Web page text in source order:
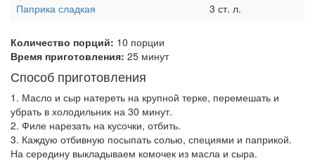
Паприка сладкая
3 ст. л.
Количество порций: 10 порции
Время приготовления: 25 минут
Способ приготовления
1. Масло и сыр натереть на крупной терке, перемешать и
убрать в холодильник на 30 минут.
2. Филе нарезать на кусочки, отбить.
3. Каждую отбивную посыпать солью, специями и паприкой.
На середину выкладываем комочек из масла и сыра.